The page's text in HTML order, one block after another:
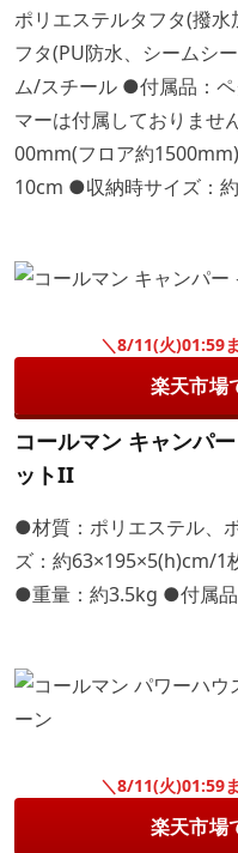
ポリエステルタフタ(撥
フタ(PU防水、シームシ
ム/スチール ●付属品：
マーは付属しておりま
00mm(フロア約
10cm ●収納時サイズ：
＼8/11(火)01:59
楽天市場
コールマン キャンパ
ットII
●材質：ポリエステル、
ズ：約63×195×5(h)cm/
●重量：約3.5kg ●付属
＼8/11(火)01:59
楽天市場